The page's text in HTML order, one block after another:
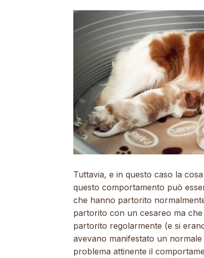
Tuttavia, e in questo caso la
questo comportamento può
che hanno partorito
partorito con un cesareo ma
partorito regolarmente (e si
avevano manifestato un
problema attinente il